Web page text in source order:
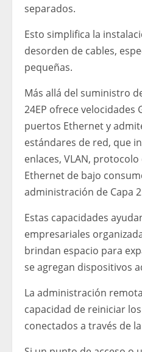
separados.
Esto simplifica la
desorden de cables,
pequeñas.
Más allá del suministro
24EP ofrece velocidades
puertos Ethernet y
estándares de red, que
enlaces, VLAN,
Ethernet de bajo
administración de Capa
Estas capacidades
empresariales
brindan espacio para
se agregan dispositivos
La administración
capacidad de reiniciar
conectados a través de